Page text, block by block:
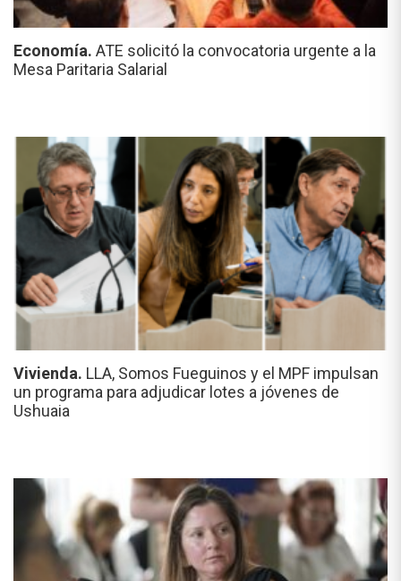
Economía. ATE solicitó la convocatoria urgente a la
Mesa Paritaria Salarial
Vivienda. LLA, Somos Fueguinos y el MPF impulsan
un programa para adjudicar lotes a jóvenes de
Ushuaia